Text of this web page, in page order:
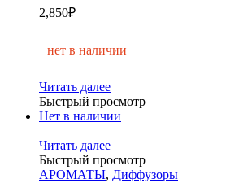
2,850₽
нет в наличии
Читать далее
Быстрый просмотр
Нет в наличии
Читать далее
Быстрый просмотр
АРОМАТЫ, Диффузоры